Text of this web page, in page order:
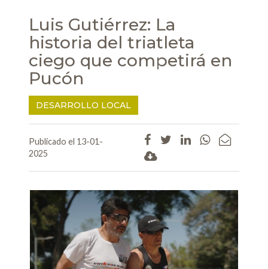
Luis Gutiérrez: La
historia del triatleta
ciego que competirá en
Pucón
DESARROLLO LOCAL
Publicado el 13-01-
2025